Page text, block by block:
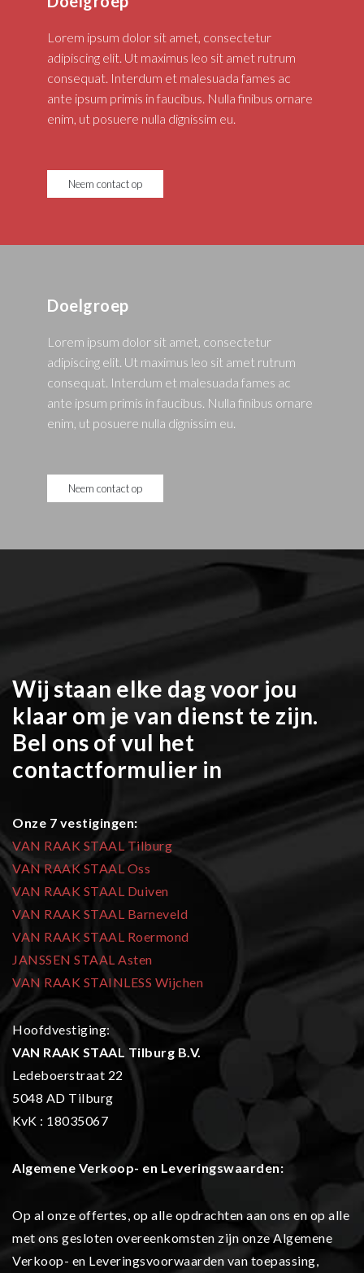
Lorem ipsum dolor sit amet, consectetur
adipiscing elit. Ut maximus leo sit amet rutrum
consequat. Interdum et malesuada fames ac
ante ipsum primis in faucibus. Nulla finibus ornare
enim, ut posuere nulla dignissim eu.
Neem contact op
Doelgroep
Lorem ipsum dolor sit amet, consectetur
adipiscing elit. Ut maximus leo sit amet rutrum
consequat. Interdum et malesuada fames ac
ante ipsum primis in faucibus. Nulla finibus ornare
enim, ut posuere nulla dignissim eu.
Neem contact op
Wij staan elke dag voor jou
klaar om je van dienst te zijn.
Bel ons of vul het
contactformulier in
Onze 7 vestigingen:
VAN RAAK STAAL Tilburg
VAN RAAK STAAL Oss
VAN RAAK STAAL Duiven
VAN RAAK STAAL Barneveld
VAN RAAK STAAL Roermond
JANSSEN STAAL Asten
VAN RAAK STAINLESS Wijchen
Hoofdvestiging:
VAN RAAK STAAL Tilburg B.V.
Ledeboerstraat 22
5048 AD Tilburg
KvK : 18035067
Algemene Verkoop- en Leveringswaarden:
Op al onze offertes, op alle opdrachten aan ons en op alle
met ons gesloten overeenkomsten zijn onze Algemene
Verkoop- en Leveringsvoorwaarden van toepassing,